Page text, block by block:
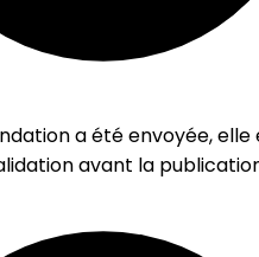
a été envoyée, elle
avant la